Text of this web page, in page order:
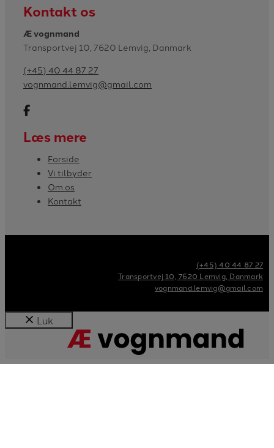
Kontakt os
Æ vognmand
Transportvej 10, 7620 Lemvig, Danmark
(+45) 40 44 87 27
vognmand.lemvig@gmail.com
Læs mere
Forside
Vi tilbyder
Om os
Kontakt
(+45) 40 44 87 27
Transportvej 10, 7620 Lemvig, Danmark
vognmand.lemvig@gmail.com
Luk